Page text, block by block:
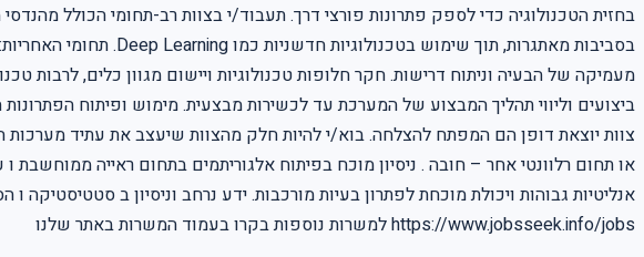
בחזית הטכנולוגיה כדי לספק פתרונות פורצי דרך. תעבוד/י בצוות רב-תחומי הכולל
https://www.jobsseek.info/jobs למשרות נוספות בקרו בעמוד המשרות באתר שלנו